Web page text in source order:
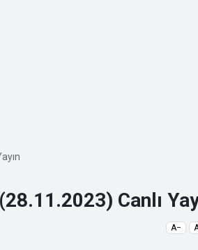
Canlı
A−